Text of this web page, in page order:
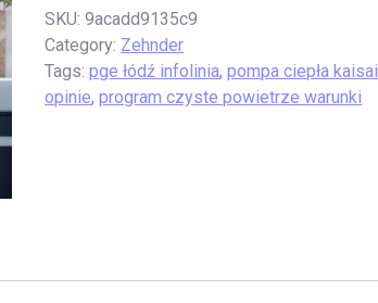
SKU:9acadd9135c9
Category: Zehnder
Tags:pge łódź infolinia,pompa ciepła kaisai
opinie,program czyste powietrze warunki